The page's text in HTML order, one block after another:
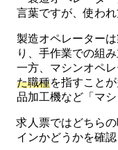
言葉ですが、使わ
製造オペレーター
り、手作業での組
一方、マシンオペ
た職種を指すこと
品加工機など「マ
求人票ではどちら
インかどうかを確